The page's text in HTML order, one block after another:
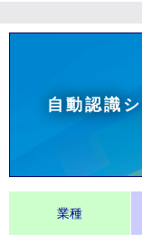
自動認識
業種